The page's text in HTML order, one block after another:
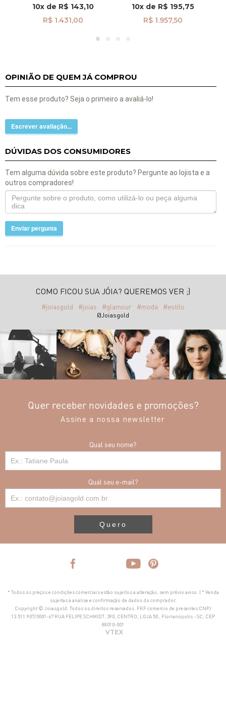
10x de R$ 143,10
R$ 1.431,00
10x de R$ 195,75
R$ 1.957,50
OPINIÃO DE QUEM JÁ COMPROU
Tem esse produto? Seja o primeiro a avaliá-lo!
Escrever avaliação...
DÚVIDAS DOS CONSUMIDORES
Tem alguma dúvida sobre este produto? Pergunte ao lojista e a
outros compradores!
Enviar pergunta
COMO FICOU SUA JÓIA? QUEREMOS VER ;)
#joiasgold #joias #glamour #moda #estilo
@Joiasgold
Quer receber novidades e promoções?
Assine a nossa newsletter
Qual seu nome?
Qual seu e-mail?
Quero
* Todos os preços e condições comerciais estão sujeitos a alteração, sem prévio aviso. | * Venda
sujeitas à análise e confirmação de dados do comprador.
Copyright © Joiasgold. Todos os direitos reservados. FKF comercio de presentes CNPJ
13.511.907/0001-67 RUA FELIPE SCHMIDT, 390, CENTRO, LOJA 50 , Florianópolis - SC, CEP
88010-001
VTEX